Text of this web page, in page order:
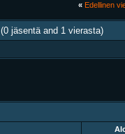
« Edellinen
(0 jäsentä and 1 vierasta)